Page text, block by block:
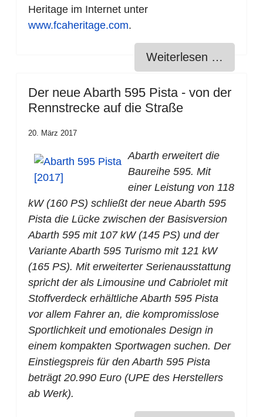
Heritage im Internet unter
www.fcaheritage.com.
Weiterlesen …
Der neue Abarth 595 Pista - von der
Rennstrecke auf die Straße
20. März 2017
Abarth erweitert die
Baureihe 595. Mit
einer Leistung von 118
kW (160 PS) schließt der neue Abarth 595
Pista die Lücke zwischen der Basisversion
Abarth 595 mit 107 kW (145 PS) und der
Variante Abarth 595 Turismo mit 121 kW
(165 PS). Mit erweiterter Serienausstattung
spricht der als Limousine und Cabriolet mit
Stoffverdeck erhältliche Abarth 595 Pista
vor allem Fahrer an, die kompromisslose
Sportlichkeit und emotionales Design in
einem kompakten Sportwagen suchen. Der
Einstiegspreis für den Abarth 595 Pista
beträgt 20.990 Euro (UPE des Herstellers
ab Werk).